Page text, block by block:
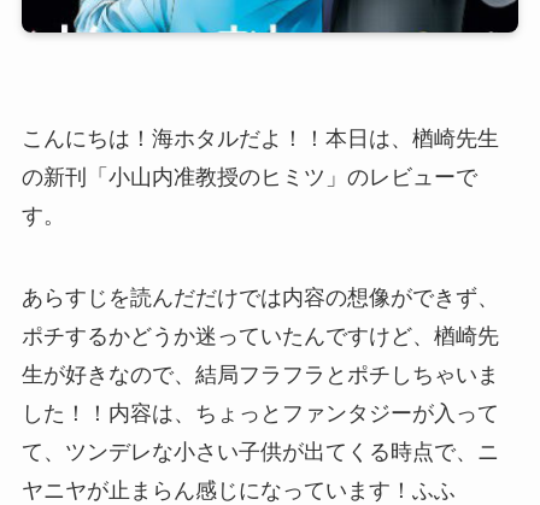
こんにちは！海ホタルだよ！！本日は、楢崎先生
の新刊「小山内准教授のヒミツ」のレビューで
す。
あらすじを読んだだけでは内容の想像ができず、
ポチするかどうか迷っていたんですけど、楢崎先
生が好きなので、結局フラフラとポチしちゃいま
した！！内容は、ちょっとファンタジーが入って
て、ツンデレな小さい子供が出てくる時点で、ニ
ヤニヤが止まらん感じになっています！ふふ